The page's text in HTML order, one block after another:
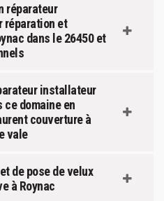
réparateur
réparation et
dans le 26450 et
installateur
domaine en
couverture à
vale
de pose de velux
à Roynac